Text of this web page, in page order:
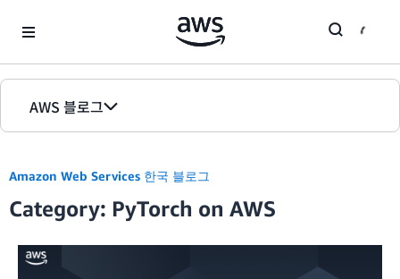
AWS 블로그
에디션
Amazon Web Services 한국 블로그
Category: PyTorch on AWS